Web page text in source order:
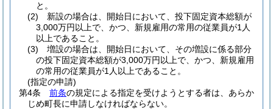
と。
(2)
新設の場合は、開始日において、投下固定資本総額が
3,000万円以上で、かつ、新規雇用の常用の従業員が1人
以上であること。
(3)
増設の場合は、開始日において、その増設に係る部分
の投下固定資本総額が3,000万円以上で、かつ、新規雇用
の常用の従業員が1人以上であること。
(指定の申請)
第4条
前条の規定による指定を受けようとする者は、あらか
じめ町長に申請しなければならない。